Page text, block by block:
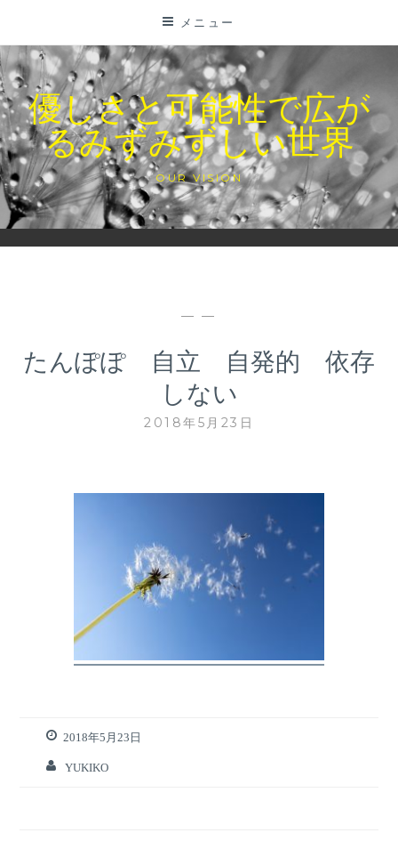
テ
ン
ツ
に
ス
キ
ッ
プ
メニュー
優しさと可能性で広が
るみずみずしい世界
OUR VISION
— —
たんぽぽ 自立 自発的 依存
しない
2018年5月23日
2018年5月23日
YUKIKO